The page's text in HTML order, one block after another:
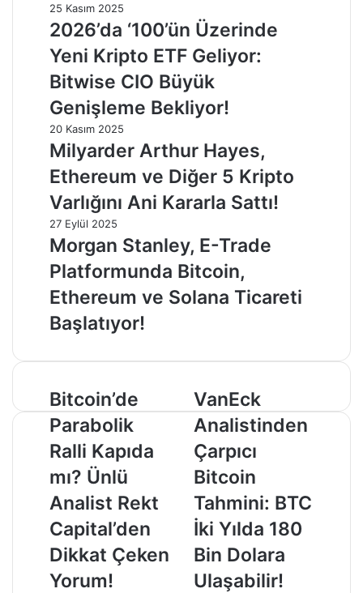
25 Kasım 2025
2026’da ‘100’ün Üzerinde
Yeni Kripto ETF Geliyor:
Bitwise CIO Büyük
Genişleme Bekliyor!
20 Kasım 2025
Milyarder Arthur Hayes,
Ethereum ve Diğer 5 Kripto
Varlığını Ani Kararla Sattı!
27 Eylül 2025
Morgan Stanley, E-Trade
Platformunda Bitcoin,
Ethereum ve Solana Ticareti
Başlatıyor!
Bitcoin’de
Parabolik
Ralli
Kapıda
mı?
Ünlü
Analist
Rekt
Capital’den
Dikkat
Çeken
Yorum!
Bitcoin’de
Parabolik
Ralli Kapıda
mı? Ünlü
Analist Rekt
Capital’den
Dikkat Çeken
Yorum!
VanEck
Analistinden
Çarpıcı
Bitcoin
Tahmini:
BTC
İki
Yılda
180
Bin
Dolara
Ulaşabilir!
VanEck
Analistinden
Çarpıcı
Bitcoin
Tahmini: BTC
İki Yılda 180
Bin Dolara
Ulaşabilir!